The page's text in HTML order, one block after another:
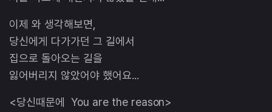
이제 와 생각해보면,
당신에게 다가가던 그 길에서
집으로 돌아오는 길을
잃어버리지 않았어야 했어요...
<당신때문에 You are the reason>